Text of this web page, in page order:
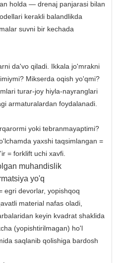
holda — drenaj panjarasi bilan
kerakli balandlikda
suvni bir kechada
da'vo qiladi. Ikkala jo'mrakni
Mikserda oqish yo'qmi?
turar-joy hiyla-nayranglari
armaturalardan foydalanadi.
yoki tebranmayaptimi?
yaxshi taqsimlangan =
= forklift uchi xavfi.
muhandislik
yo'q
egri devorlar, yopishqoq
material nafas oladi,
keyin kvadrat shaklida
(yopishtirilmagan) ho'l
saqlanib qolishiga bardosh